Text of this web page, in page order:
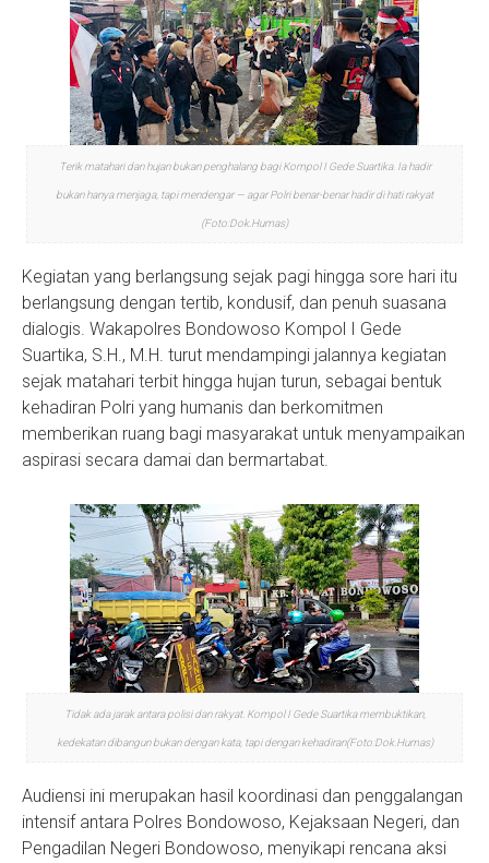
Terik matahari dan hujan bukan penghalang bagi Kompol I Gede Suartika. Ia hadir
bukan hanya menjaga, tapi mendengar — agar Polri benar-benar hadir di hati rakyat
(Foto:Dok.Humas)
Kegiatan yang berlangsung sejak pagi hingga sore hari itu
berlangsung dengan tertib, kondusif, dan penuh suasana
dialogis. Wakapolres Bondowoso Kompol I Gede
Suartika, S.H., M.H. turut mendampingi jalannya kegiatan
sejak matahari terbit hingga hujan turun, sebagai bentuk
kehadiran Polri yang humanis dan berkomitmen
memberikan ruang bagi masyarakat untuk menyampaikan
aspirasi secara damai dan bermartabat.
Tidak ada jarak antara polisi dan rakyat. Kompol I Gede Suartika membuktikan,
kedekatan dibangun bukan dengan kata, tapi dengan kehadiran(Foto:Dok.Humas)
Audiensi ini merupakan hasil koordinasi dan penggalangan
intensif antara Polres Bondowoso, Kejaksaan Negeri, dan
Pengadilan Negeri Bondowoso, menyikapi rencana aksi